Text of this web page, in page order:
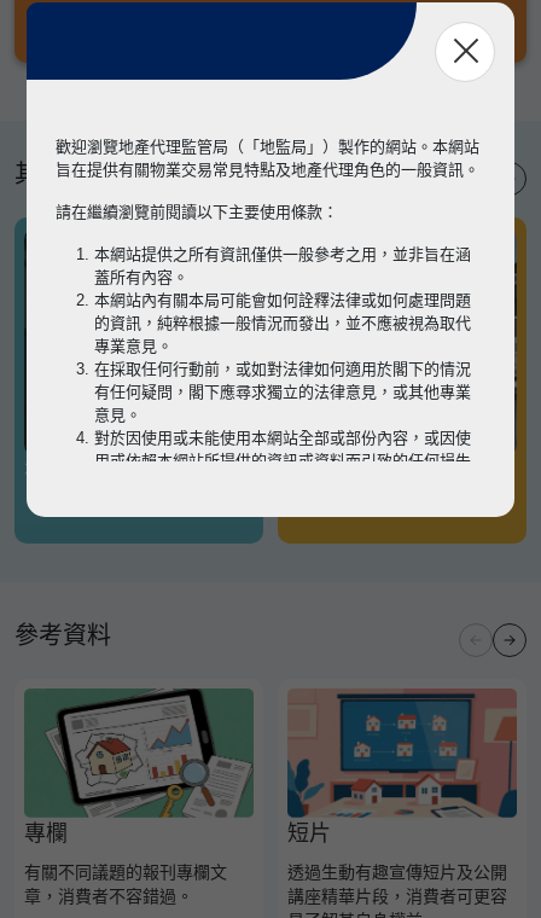
其他專題
有關凶宅
參考資料
專欄
有關不同議題的報刊專欄文
章，消費者不容錯過。
短片
透過生動有趣宣傳短片及公開
講座精華片段，消費者可更容
歡迎瀏覽地產代理監管局（「地監局」）製作的網站。本網站
旨在提供有關物業交易常見特點及地產代理角色的一般資訊。
請在繼續瀏覽前閱讀以下主要使用條款：
本網站提供之所有資訊僅供一般參考之用，並非旨在涵
蓋所有內容。
本網站內有關本局可能會如何詮釋法律或如何處理問題
的資訊，純粹根據一般情況而發出，並不應被視為取代
專業意見。
在採取任何行動前，或如對法律如何適用於閣下的情況
有任何疑問，閣下應尋求獨立的法律意見，或其他專業
意見。
對於因使用或未能使用本網站全部或部份內容，或因使
用或依賴本網站所提供的資訊或資料而引致的任何損失
瀏覽以細閱本網站使用條款的完整版本。如有任